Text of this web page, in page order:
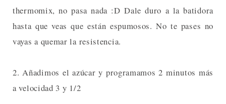
thermomix, no pasa nada :D Dale duro a la batidora
hasta que veas que están espumosos. No te pases no
vayas a quemar la resistencia.
2. Añadimos el azúcar y programamos 2 minutos más
a velocidad 3 y 1/2